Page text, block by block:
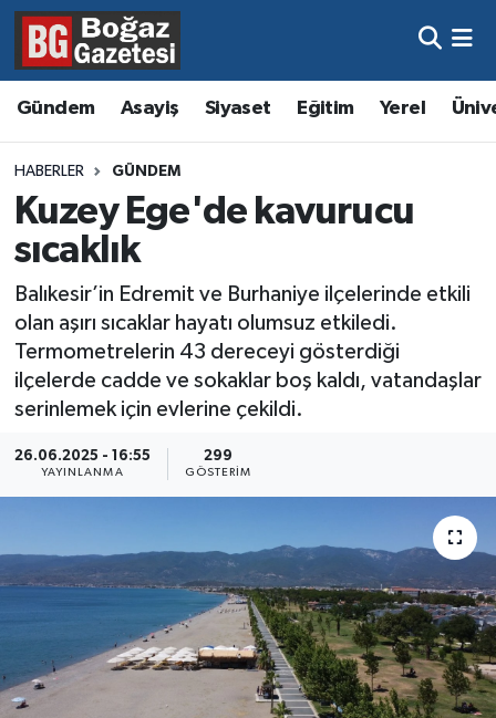
Gündem Asayiş Siyaset Eğitim Yerel
HABERLER GÜNDEM
Kuzey Ege'de kavurucu
sıcaklık
Balıkesir’in Edremit ve Burhaniye ilçelerinde etkili
olan aşırı sıcaklar hayatı olumsuz etkiledi.
Termometrelerin 43 dereceyi gösterdiği
ilçelerde cadde ve sokaklar boş kaldı, vatandaşlar
serinlemek için evlerine çekildi.
26.06.2025 - 16:55
YAYINLANMA
299
GÖSTERIM
Asayiş
Eğitim
Ekonomi
Gündem
Resmi İlanlar
Sağlık
Hava Durumu
Trafik Durumu
Süper Lig Puan Durumu ve Fikstür
Tüm Manşetler